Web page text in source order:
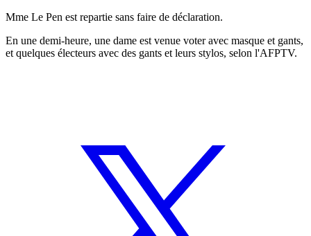
Mme Le Pen est repartie sans faire de déclaration.
En une demi-heure, une dame est venue voter avec masque et gants,
et quelques électeurs avec des gants et leurs stylos, selon l'AFPTV.